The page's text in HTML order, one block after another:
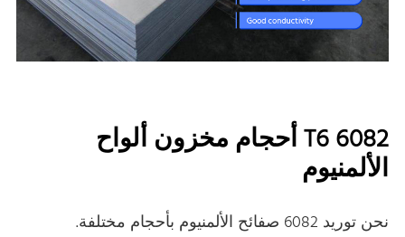
6082 T6 أحجام مخزون ألواح
الألمنيوم
نحن توريد 6082 صفائح الألمنيوم بأحجام مختلفة.